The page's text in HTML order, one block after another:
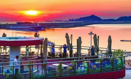
傳播活動
絡國際傳播活動